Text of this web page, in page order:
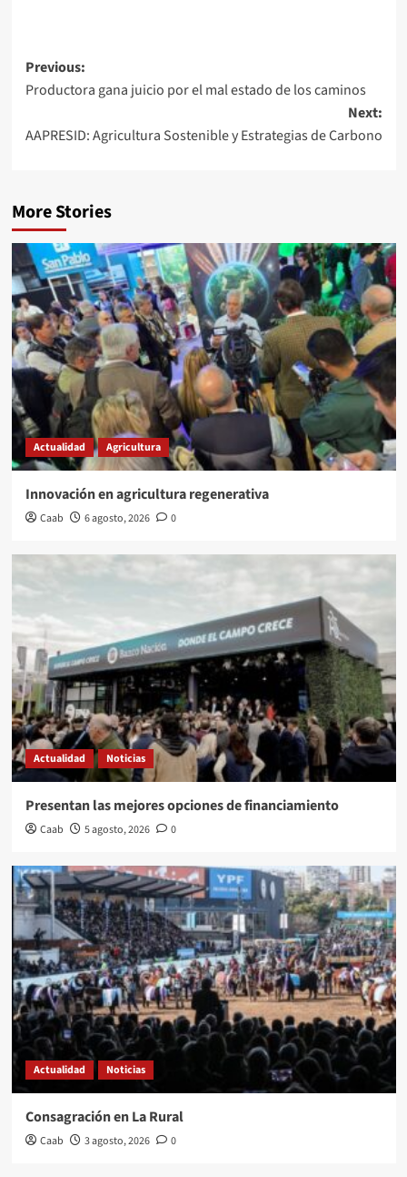
Post
navigation
Previous:
Productora gana juicio por el mal estado de los caminos
Next:
AAPRESID: Agricultura Sostenible y Estrategias de Carbono
More Stories
Actualidad Agricultura
Innovación en agricultura regenerativa
Caab 6 agosto, 2026 0
Actualidad Noticias
Presentan las mejores opciones de financiamiento
Caab 5 agosto, 2026 0
Actualidad Noticias
Consagración en La Rural
Caab 3 agosto, 2026 0